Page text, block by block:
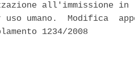
all'immissione in
umano.  Modifica
1234/2008